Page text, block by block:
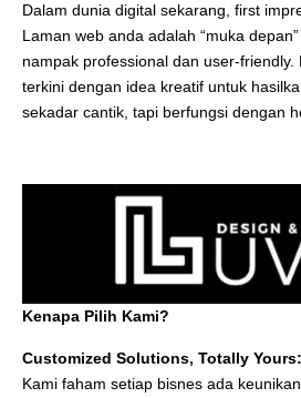
Dalam dunia digital sekarang, first
Laman web anda adalah “muka
nampak professional dan user-
terkini dengan idea kreatif untuk
sekadar cantik, tapi berfungsi dengan
Kenapa Pilih Kami?
Customized Solutions, Totally Yours:
Kami faham setiap bisnes ada